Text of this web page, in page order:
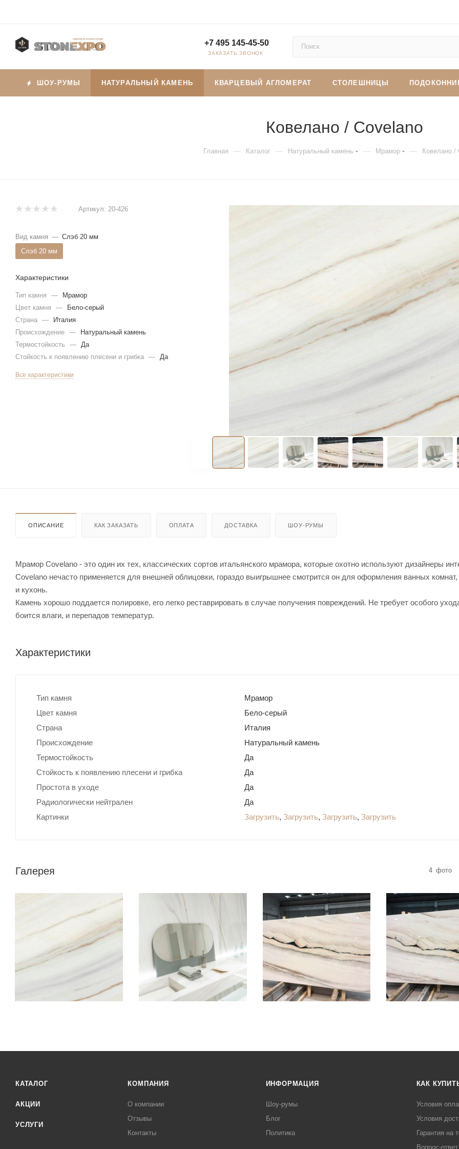
+7 495 145-45-50
ЗАКАЗАТЬ ЗВОНОК
ШОУ-РУМЫ НАТУРАЛЬНЫЙ КАМЕНЬ КВАРЦЕВЫЙ АГЛОМЕРАТ СТОЛЕШНИЦЫ
Ковелано / Covelano
Главная — Каталог — Натуральный камень — Мрамор — Ковелано /
Артикул: 20-426
Вид камня — Слэб 20 мм
Слэб 20 мм
Характеристики
Тип камня —
Мрамор
Цвет камня
—
Бело-серый
Страна —
Италия
Происхождение —
Натуральный камень
Термостойкость
—
Да
Стойкость к появлению плесени и грибка — Да
Все характеристики
ОПИСАНИЕ КАК ЗАКАЗАТЬ ОПЛАТА ДОСТАВКА ШОУ-РУМЫ
Мрамор Covelano - это один их тех, классических сортов итальянского мрамора, которые охотно используют дизайнеры
Covelano нечасто применяется для внешней облицовки, гораздо выигрышнее смотрится он для оформления ванных комнат,
и кухонь.
Камень хорошо поддается полировке, его легко реставрировать в случае получения повреждений. Не требует особого
боится влаги, и перепадов температур.
Характеристики
Тип камня
Мрамор
Цвет камня
Бело-серый
Страна
Италия
Происхождение
Натуральный камень
Термостойкость
Да
Стойкость к появлению плесени и грибка
Да
Простота в уходе
Да
Радиологически нейтрален
Да
Картинки
Загрузить, Загрузить, Загрузить, Загрузить
Галерея 4 фото
КАТАЛОГ
АКЦИИ
УСЛУГИ
КОМПАНИЯ
О компании
Отзывы
Контакты
ИНФОРМАЦИЯ
Шоу-румы
Блог
Политика
КАК
Условия
Условия
Гарантия на
Вопрос-ответ